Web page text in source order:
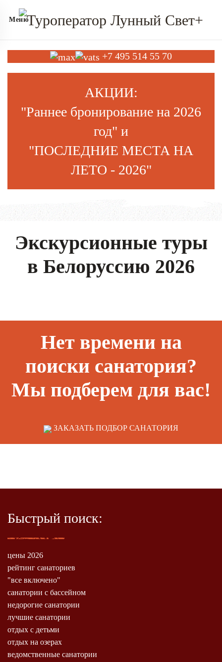
Меню
+7 495 514 55 70
АКЦИИ:
"Раннее бронирование на 2026
год" и
"ПОСЛЕДНИЕ МЕСТА НА
ЛЕТО - 2026"
Экскурсионные туры
в Белоруссию 2026
Нет времени на
поиски санатория?
Мы подберем для вас!
ЗАКАЗАТЬ ПОДБОР САНАТОРИЯ
Быстрый поиск:
цены 2026
рейтинг санаториев
"все включено"
санатории с бассейном
недорогие санатории
лучшие санатории
отдых с детьми
отдых на озерах
ведомственные санатории